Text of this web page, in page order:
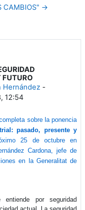
CAMBIOS" →
FUTURO
Hernández -
12:54
sobre la ponencia
pasado, presente y
25 de octubre en
Cardona, jefe de
en la Generalitat de
entiende por seguridad